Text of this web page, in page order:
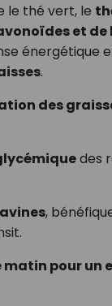
le thé vert, le
et de
énergétique
.
des
des
,
matin pour un